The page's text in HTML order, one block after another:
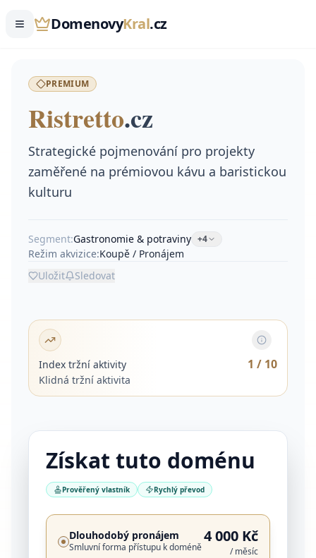
DomenovyKral.cz
PREMIUM
Ristretto.cz
Strategické pojmenování pro projekty
zaměřené na prémiovou kávu a baristickou
kulturu
Segment:Gastronomie & potraviny +4
Režim akvizice:Koupě / Pronájem
Uložit
Sledovat
Index tržní aktivity 1 / 10
Klidná tržní aktivita
Získat tuto doménu
Prověřený vlastník Rychlý převod
Dlouhodobý pronájem
Smluvní forma přístupu k doméně
4 000 Kč
/ měsíc